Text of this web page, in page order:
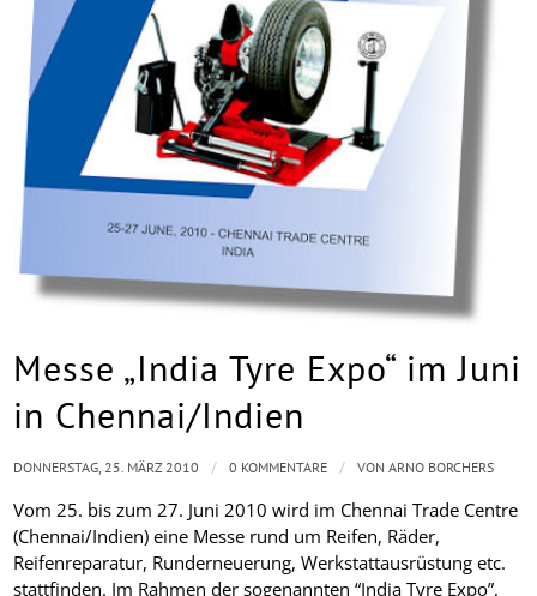
Messe „India Tyre Expo“ im Juni
in Chennai/Indien
Vom 25. bis zum 27. Juni 2010 wird im Chennai Trade Centre
(Chennai/Indien) eine Messe rund um Reifen, Räder,
Reifenreparatur, Runderneuerung, Werkstattausrüstung etc.
stattfinden. Im Rahmen der sogenannten “India Tyre Expo”,
DONNERSTAG, 25. MÄRZ 2010 / 0 KOMMENTARE / VONARNO BORCHERS